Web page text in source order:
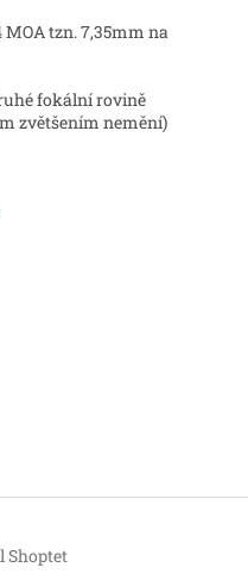
MOA tzn. 7,35mm na
fokální rovině
zvětšením nemění)
Shoptet